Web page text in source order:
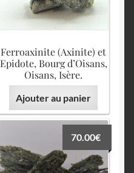
Ferroaxinite (Axinite) et
Epidote, Bourg d’Oisans,
Oisans, Isère.
Ajouter au panier
70.00€